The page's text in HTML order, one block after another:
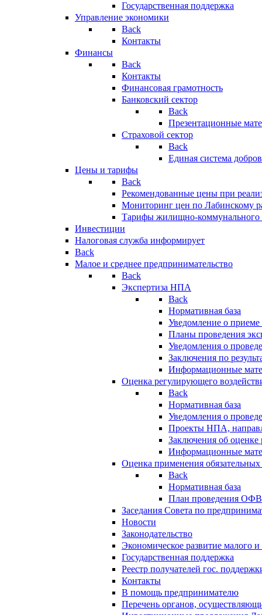
Государственная поддержка
Управление экономики
Back
Контакты
Финансы
Back
Контакты
Финансовая грамотность
Банковский сектор
Back
Презентационные
Страховой сектор
Back
Единая система
Цены и тарифы
Back
Рекомендованные цены при
Мониторинг цен по Лабинскому
Тарифы жилищно-коммунального
Инвестиции
Налоговая служба информирует
Back
Малое и среднее предпринимательство
Back
Экспертиза НПА
Back
Нормативная база
Уведомление о
Планы проведения
Уведомления о
Заключения по
Информационные
Оценка регулирующего
Back
Нормативная база
Уведомления о
Проекты НПА,
Заключения об
Информационные
Оценка применения
Back
Нормативная база
План проведения
Заседания Совета по
Новости
Законодательство
Экономическое развитие малого и
Государственная поддержка
Реестр получателей гос.
Контакты
В помощь предпринимателю
Перечень органов,